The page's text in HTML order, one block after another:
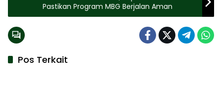
Pastikan Program MBG Berjalan Aman
Pos Terkait